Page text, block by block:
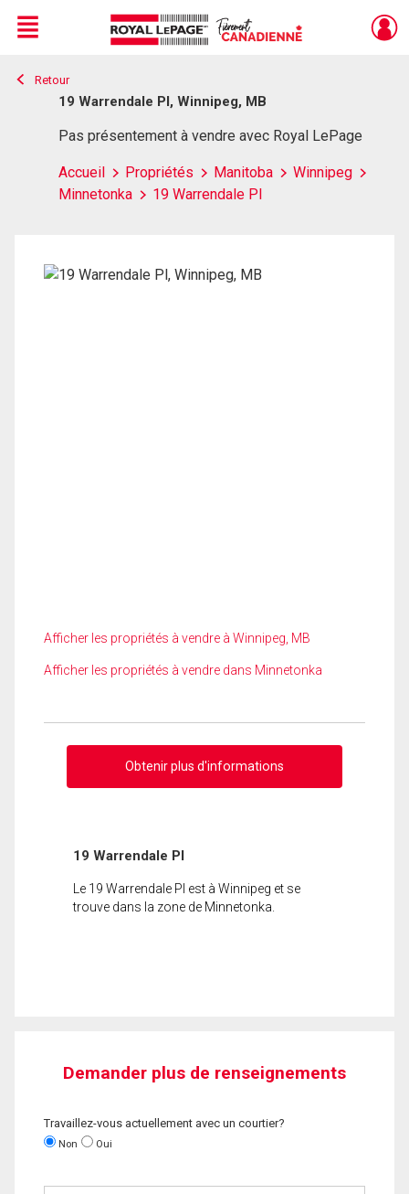
Live
En Direct
Menu
Retour
19 Warrendale Pl, Winnipeg, MB
Pas présentement à vendre avec Royal LePage
Accueil Propriétés Manitoba
Winnipeg
Minnetonka
19 Warrendale Pl
Afficher les propriétés à vendre à Winnipeg, MB
Afficher les propriétés à vendre dans Minnetonka
Obtenir plus d'informations
19 Warrendale Pl
Le 19 Warrendale Pl est à Winnipeg et se
trouve dans la zone de Minnetonka.
Demander plus de renseignements
Travaillez-vous actuellement avec un courtier?
Non Oui